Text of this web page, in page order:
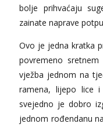
Biljana
tel:0,93€ -
Čekam
064/
tel:0,93€ -
bolje prihvaćaju
zainate naprave
Ovo je jedna kratka
povremeno
vježba jednom na
ramena, lijepo lice
svejedno je dobro
jednom rođendanu